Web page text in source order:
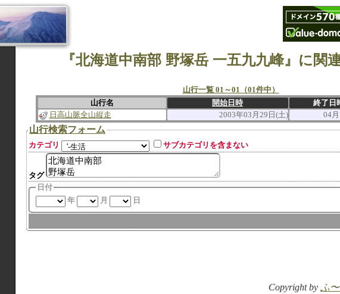
『北海道中南部 野塚岳 一五九九峰』に関
山行一覧 01～01（01件中）
山行名
開始日時 終了日
日高山脈全山縦走
2003年03月29日(土) 04
山行検索フォーム
カテゴリ サブカテゴリを含まない
タグ
日付
年
月 日
Copyright by ふ